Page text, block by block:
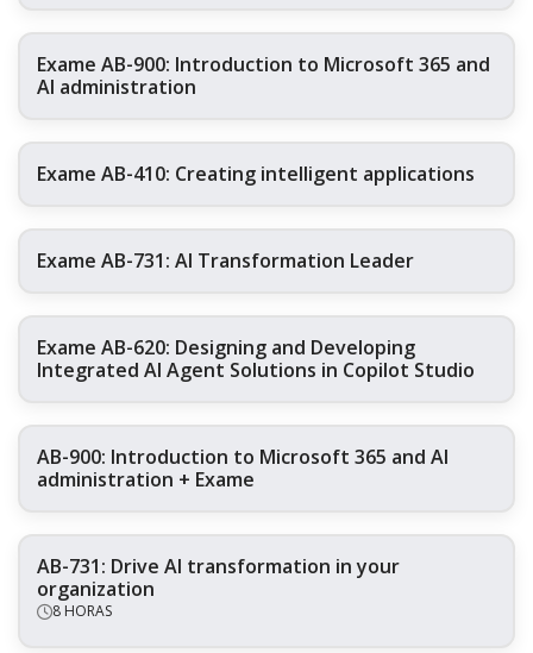
Exame AB-900: Introduction to Microsoft 365 and
AI administration
Exame AB-410: Creating intelligent applications
Exame AB-731: AI Transformation Leader
Exame AB-620: Designing and Developing
Integrated AI Agent Solutions in Copilot Studio
AB-900: Introduction to Microsoft 365 and AI
administration + Exame
AB-731: Drive AI transformation in your
organization
8 HORAS